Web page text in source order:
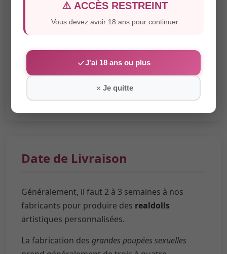
Date de Livraison
Généralement, il faut 2 à 3 semaines à nos
fabricants pour produire des
artistiques personnalisées.
grandes poupées sexuelles
prend généralement de trois à quatre